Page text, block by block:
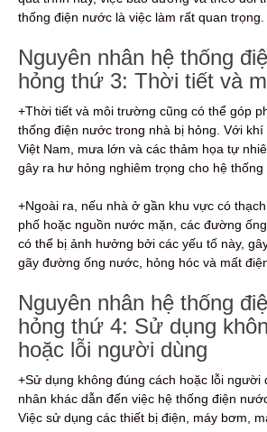
thống điện nước là việc làm rất quan trọng.
Nguyên nhân hệ thống
hỏng thứ 3: Thời tiết và
+Thời tiết và môi trường cũng có thể góp
thống điện nước trong nhà bị hỏng. Với
Việt Nam, mưa lớn và các thảm họa tự
gây ra hư hỏng nghiêm trọng cho hệ
+Ngoài ra, nếu nhà ở gần khu vực có
phố hoặc nguồn nước mặn, các đường
có thể bị ảnh hưởng bởi các yếu tố này,
gãy đường ống nước, hỏng hóc và mất
Nguyên nhân hệ thống
hỏng thứ 4: Sử dụng
hoặc lỗi người dùng
+Sử dụng không đúng cách hoặc lỗi người
nhân khác dẫn đến việc hệ thống điện
Việc sử dụng các thiết bị điện, máy bơm,